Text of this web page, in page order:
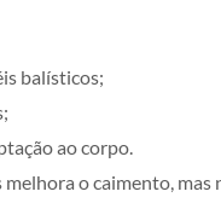
balísticos;
ao corpo.
o caimento,